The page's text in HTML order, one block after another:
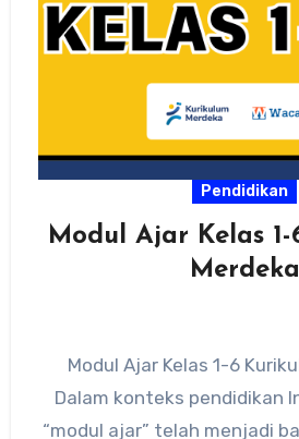
Pendidikan
Modul Ajar Kelas
Merdeka
Modul Ajar Kelas 1-6
Dalam konteks pendidikan
“modul ajar” telah menjadi